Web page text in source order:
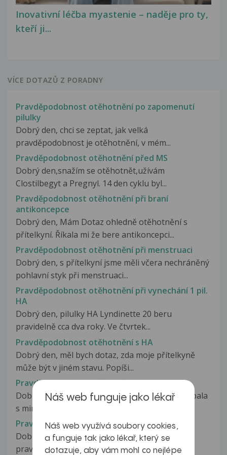
Inovativní léčba myastenie – naděje pro ty,
kteří ji...
VÍCE DOTAZŮ Z PORADNY
Pravděpodobnost otěhotnění po zapomenutí
pilulky
Dobrý den, chci se zeptat, jak velká
pravděpodobnost je otěhotnění, v mém...
Pravděpodobnost otěhotnění před MS
Dobrý den,snažím se otěhotnět,užívám
Clostilbegyt a Pregnyl. 14 den cyklu byl...
Pravděpodobnost otěhotnění při braní
antikoncepce
Dobrý den, Mám Dotaz ohledně otěhotnění s
přítelkyní. Říkala mi že bere antikoncepci...
Pravděpodobnost otěhotnění při menstruaci
Dobrý den, s přítelkyní jsme měli včera nechráněný
pohlavní styk při menstruaci...
Pravděpodobnost otěhotnění při vynechání 1 pil.
HA
Dobrý den, pilulky HA Lyndinette 20 beru
pravidelně cca dva roky. Ve čtvrtek...
Pravděpodobnost otěhotnění s HA
Dobrý den, měl bych dotaz, zda moje přítelkyně
může být v jiném stavu. Popíši...
Pravděpodobnost otěhotnění?
Dobry den,pred tyden cca jsem uplne poprve spala
s mim pritelem. Pritel mel...
Pravděpodobnost početí
Dobrý den. Rada bych se zeptala na
pravděpodobnost termínu početí. Poslední...
Náš web funguje jako lékař
Náš web využívá soubory cookies,
a funguje tak jako lékař, který se
dotazuje, aby vám mohl co nejlépe